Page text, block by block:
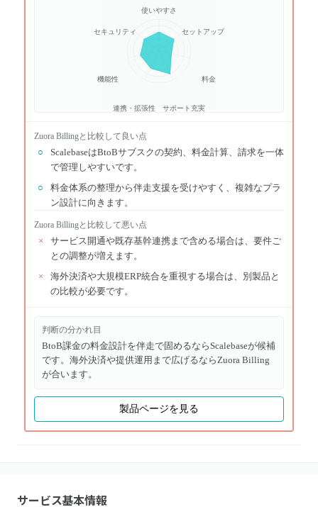
使いやすさ
セットアップ
料金
サポート充実
連携・拡張性
機能性
セキュリティ
Zuora Billingと比較して良い点
○
ScalebaseはBtoBサブスクの契約、料金計算、請求を一体
で管理しやすいです。
○
料金体系の整理から伴走支援を受けやすく、複雑なプラ
ン設計に向きます。
Zuora Billingと比較して悪い点
×
サービス開通や既存基幹連携まで含める場合は、要件ご
との調整が増えます。
×
海外決済や大規模ERP統合を重視する場合は、別製品と
の比較が必要です。
判断の分かれ目
BtoB課金の料金設計を伴走で固めるならScalebaseが候補
です。海外決済や提供運用まで広げるならZuora Billing
が合います。
製品ページを見る
サービス基本情報